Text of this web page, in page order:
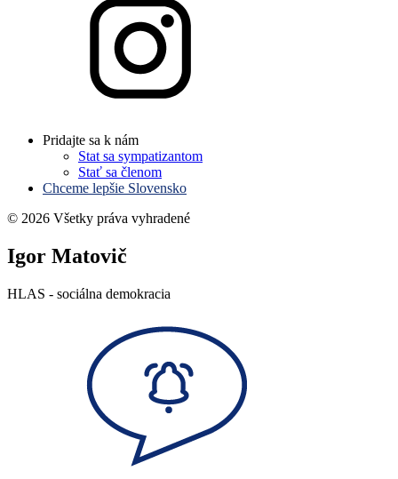
Pridajte sa k nám
Stat sa sympatizantom
Stať sa členom
Chceme lepšie Slovensko
© 2026 Všetky práva vyhradené
Igor Matovič
HLAS - sociálna demokracia